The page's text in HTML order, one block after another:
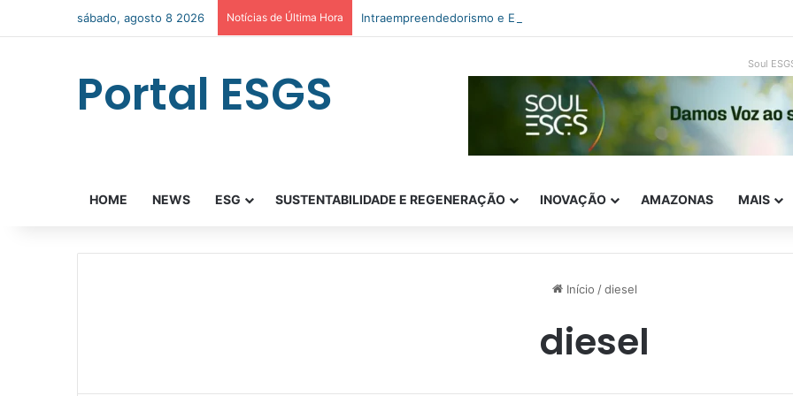
sábado, agosto 8 2026 Notícias de Última Hora Intraempreendedorismo e ESG: como inovar com impacto real
Portal ESGS Soul
HOME NEWS ESG SUSTENTABILIDADE E REGENERAÇÃO INOVAÇÃO AMAZONAS MAIS
Início /diesel
diesel